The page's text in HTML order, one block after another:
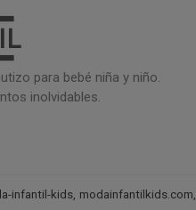
para bebé niña y niño.
inolvidables.
infantil-kids modainfantilkids.com